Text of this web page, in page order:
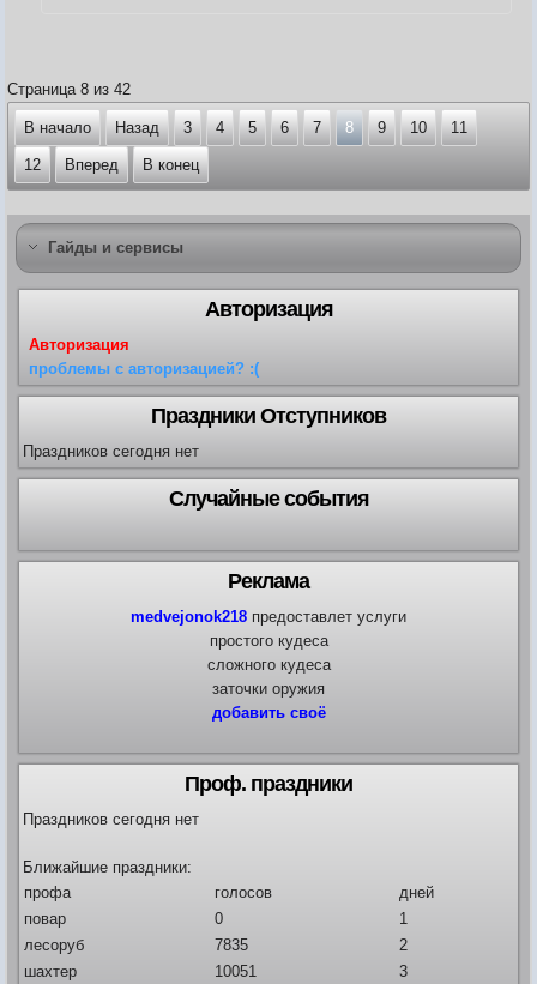
Страница 8 из 42
В начало Назад 3 4 5 6 7 8 9 10 11
12 Вперед В конец
Гайды и сервисы
Авторизация
Авторизация
проблемы с авторизацией? :(
Праздники Отступников
Праздников сегодня нет
Случайные события
Реклама
medvejonok218 предоставлет услуги
простого кудеса
сложного кудеса
заточки оружия
добавить своё
Проф. праздники
Праздников сегодня нет
Ближайшие праздники:
профа
голосов
дней
повар
0
1
лесоруб
7835
2
шахтер
10051
3